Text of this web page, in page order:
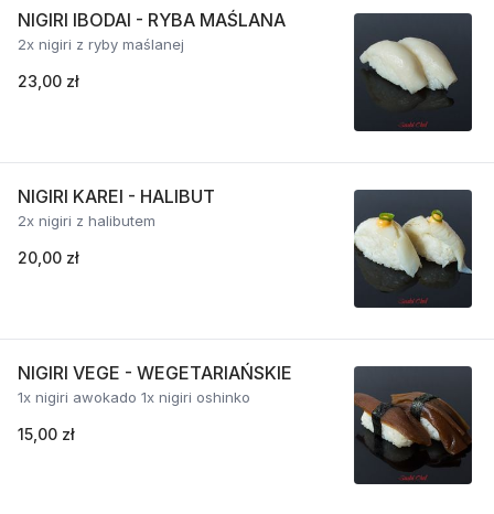
NIGIRI IBODAI - RYBA MAŚLANA
2x nigiri z ryby maślanej
23,00 zł
NIGIRI KAREI - HALIBUT
2x nigiri z halibutem
20,00 zł
NIGIRI VEGE - WEGETARIAŃSKIE
1x nigiri awokado 1x nigiri oshinko
15,00 zł